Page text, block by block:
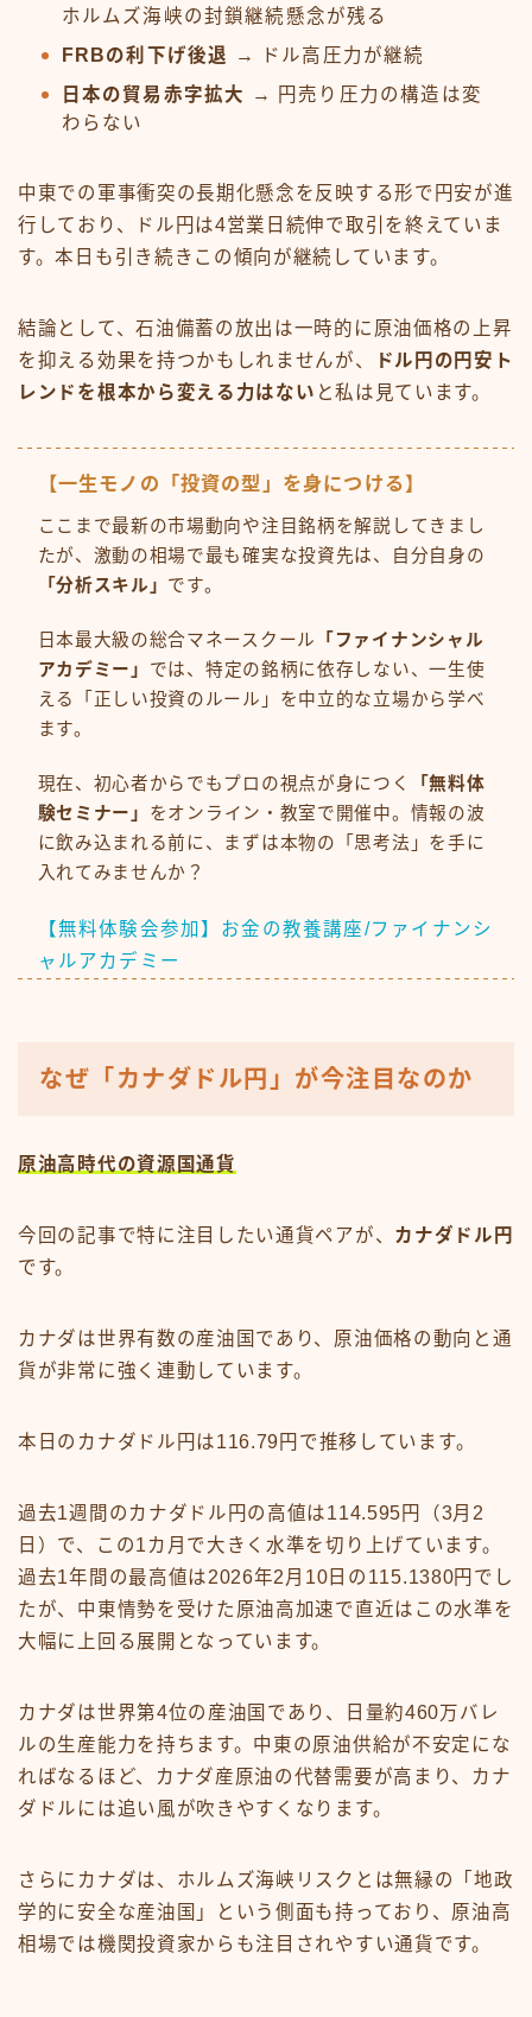
ホルムズ海峡の封鎖継続懸念が残る
FRBの利下げ後退
→ ドル高圧力が継続
日本の貿易赤字拡大
→ 円売り圧力の構造は変
わらない
中東での軍事衝突の長期化懸念を反映する形で円安が進
行しており、ドル円は4営業日続伸で取引を終えていま
す。本日も引き続きこの傾向が継続しています。
結論として、石油備蓄の放出は一時的に原油価格の上昇
を抑える効果を持つかもしれませんが、
ドル円の円安ト
レンドを根本から変える力はない と私は見ています。
【一生モノの「投資の型」を身につける】
ここまで最新の市場動向や注目銘柄を解説してきまし
たが、激動の相場で最も確実な投資先は、自分自身の
「分析スキル」 です。
日本最大級の総合マネースクール
「ファイナンシャル
アカデミー」 では、特定の銘柄に依存しない、一生使
える「正しい投資のルール」を中立的な立場から学べ
ます。
現在、初心者からでもプロの視点が身につく
「無料体
験セミナー」 をオンライン・教室で開催中。情報の波
に飲み込まれる前に、まずは本物の「思考法」を手に
入れてみませんか？
【無料体験会参加】お金の教養講座/ファイナンシ
ャルアカデミー
なぜ「カナダドル円」が今注目なのか
原油高時代の資源国通貨
今回の記事で特に注目したい通貨ペアが、 カナダドル円
です。
カナダは世界有数の産油国であり、原油価格の動向と通
貨が非常に強く連動しています。
本日のカナダドル円は116.79円で推移しています。
過去1週間のカナダドル円の高値は114.595円（3月2
日）で、この1カ月で大きく水準を切り上げています。
過去1年間の最高値は2026年2月10日の115.1380円でし
たが、中東情勢を受けた原油高加速で直近はこの水準を
大幅に上回る展開となっています。
カナダは世界第4位の産油国であり、日量約460万バレ
ルの生産能力を持ちます。中東の原油供給が不安定にな
ればなるほど、カナダ産原油の代替需要が高まり、カナ
ダドルには追い風が吹きやすくなります。
さらにカナダは、ホルムズ海峡リスクとは無縁の「地政
学的に安全な産油国」という側面も持っており、原油高
相場では機関投資家からも注目されやすい通貨です。